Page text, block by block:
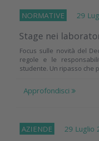
NORMATIVE 29
Stage nei
Focus sulle novità del
regole e le
studente. Un ripasso che
Approfondisci
AZIENDE 29 Luglio